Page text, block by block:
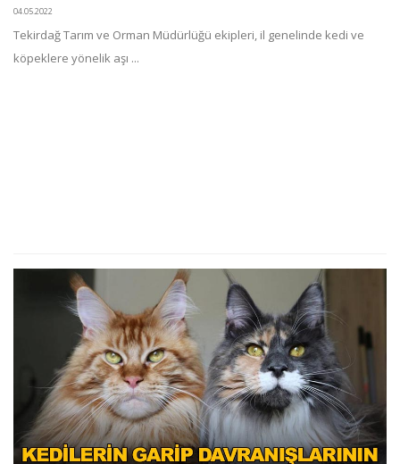
04.05.2022
Tekirdağ Tarım ve Orman Müdürlüğü ekipleri, il genelinde kedi ve
köpeklere yönelik aşı ...